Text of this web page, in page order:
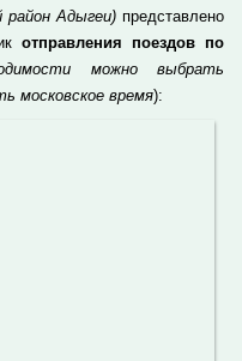
район Адыгеи)представлено
отправления поездов по
можно выбрать
московское время):